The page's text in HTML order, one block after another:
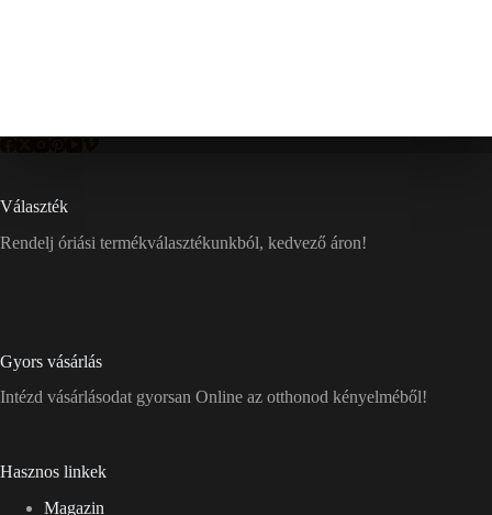
Választék
Rendelj óriási termékválasztékunkból, kedvező áron!
Gyors vásárlás
Intézd vásárlásodat gyorsan Online az otthonod kényelméből!
Hasznos linkek
Magazin